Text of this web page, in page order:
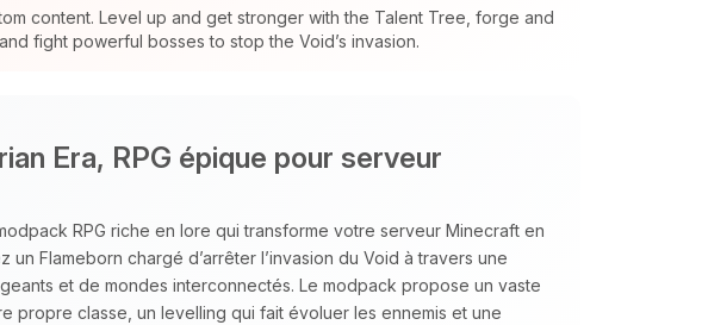
content. Level up and get stronger with the Talent Tree, forge and
fight powerful bosses to stop the Void’s invasion.
Era, RPG épique pour serveur
RPG riche en lore qui transforme votre serveur Minecraft en
un Flameborn chargé d’arrêter l’invasion du Void à travers une
et de mondes interconnectés. Le modpack propose un vaste
propre classe, un levelling qui fait évoluer les ennemis et une